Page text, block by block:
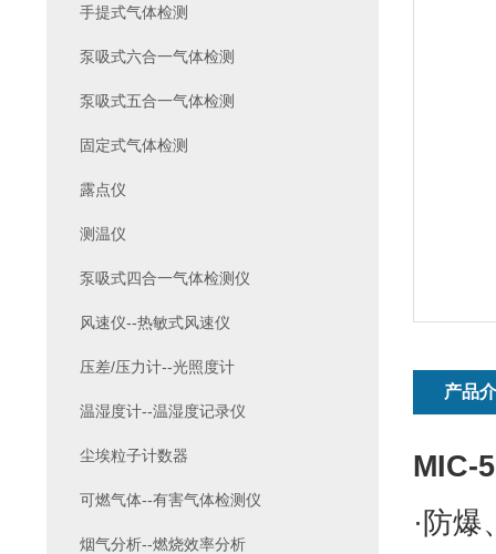
产品
MIC-
·防
手提式气体检测
泵吸式六合一气体检测
泵吸式五合一气体检测
固定式气体检测
露点仪
测温仪
泵吸式四合一气体检测仪
风速仪--热敏式风速仪
压差/压力计--光照度计
温湿度计--温湿度记录仪
尘埃粒子计数器
可燃气体--有害气体检测仪
烟气分析--燃烧效率分析